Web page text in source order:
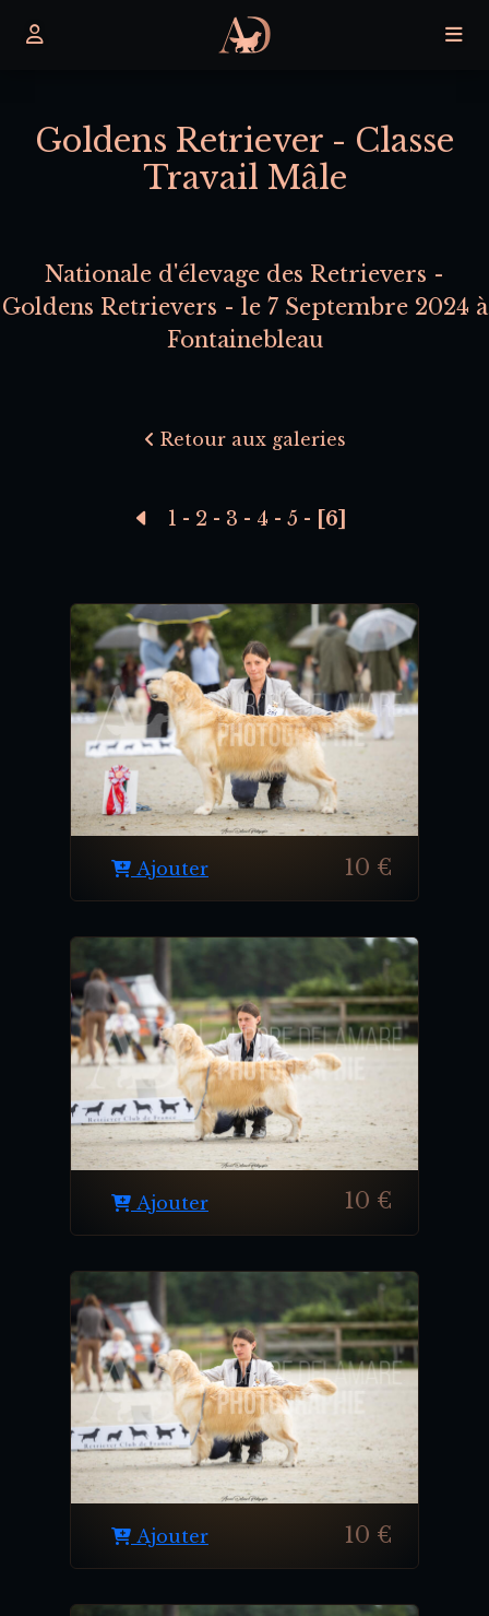
Goldens Retriever - Classe
Travail Mâle
Nationale d'élevage des Retrievers -
Goldens Retrievers - le 7 Septembre 2024 à
Fontainebleau
Retour aux galeries
1 - 2 - 3 - 4 - 5 - [6]
Ajouter 10 €
Ajouter 10 €
Ajouter 10 €